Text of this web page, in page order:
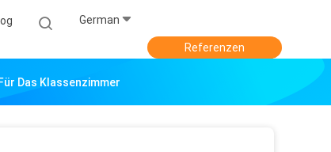
German
Referenzen
Das Klassenzimmer